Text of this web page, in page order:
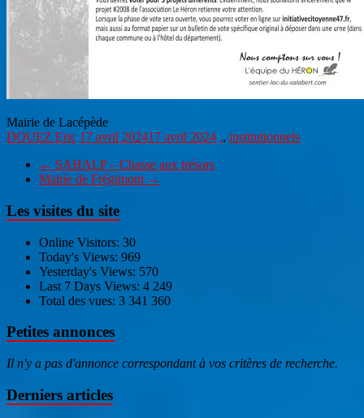
Mairie de Lacépède
DOUEZ Eric 17 avril 202417 avril 2024 ., institutionnels
← SAHALP – Chasse aux trésors
Mairie de Frégimont →
Les visites du site
Online Visitors: 30
Today's Views: 969
Yesterday's Views: 570
Last 7 Days Views: 4 249
Total des vues: 3 341 360
Petites annonces
Il n'y a pas d'annonce correspondant à vos critères de recherche.
Derniers articles